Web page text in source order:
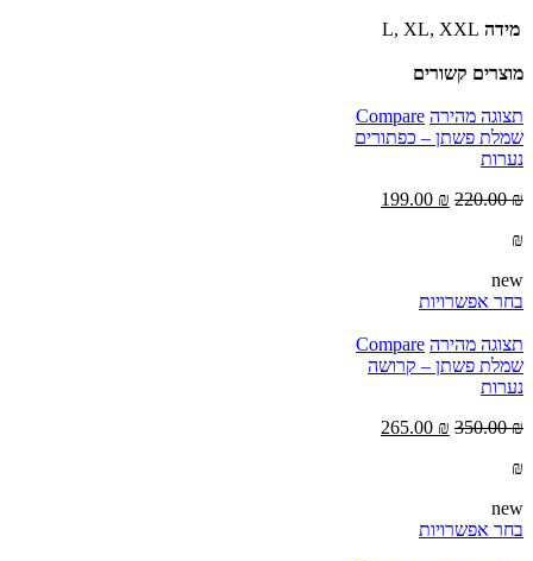
מידה L, XL, XXL
מוצרים קשורים
תצוגה מהירה Compare
שמלת פשתן – כפתורים
נערות
220.00₪
199.00 ₪
₪
new
בחר אפשרויות
תצוגה מהירה Compare
שמלת פשתן – קרושה
נערות
350.00₪
265.00 ₪
₪
new
בחר אפשרויות